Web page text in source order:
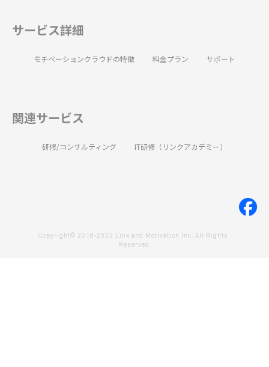
サービス詳細
モチベーションクラウドの特徴 料金プラン サポート
関連サービス
研修/コンサルティング IT研修（リンクアカデミー）
Copyright© 2018-2023 Link and Motivation Inc. All Rights
Reserved